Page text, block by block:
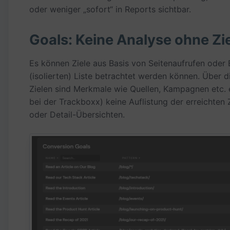
oder weniger „sofort“ in Reports sichtbar.
Goals: Keine Analyse ohne
Es können Ziele aus Basis von Seitenaufrufen
(isolierten) Liste betrachtet werden können. Über
Zielen sind Merkmale wie Quellen, Kampagnen
bei der Trackboxx) keine Auflistung der erreichten
oder Detail-Übersichten.